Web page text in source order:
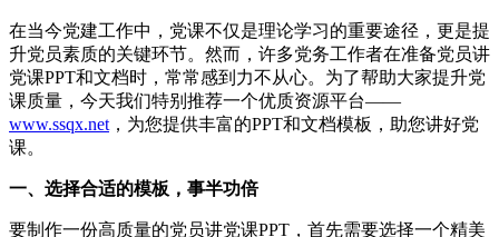
在当今党建工作中，党课不仅是理论学习的重要途径，更是提
升党员素质的关键环节。然而，许多党务工作者在准备党员讲
党课PPT和文档时，常常感到力不从心。为了帮助大家提升党
课质量，今天我们特别推荐一个优质资源平台——
www.ssqx.net ，为您提供丰富的PPT和文档模板，助您讲好党
课。
一、选择合适的模板，事半功倍
要制作一份高质量的党员讲党课PPT，首先需要选择一个精美